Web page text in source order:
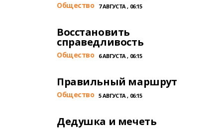
Общество 7 АВГУСТА , 06:15
Восстановить
справедливость
Общество 6 АВГУСТА , 06:15
Правильный маршрут
Общество 5 АВГУСТА , 06:15
Дедушка и мечеть